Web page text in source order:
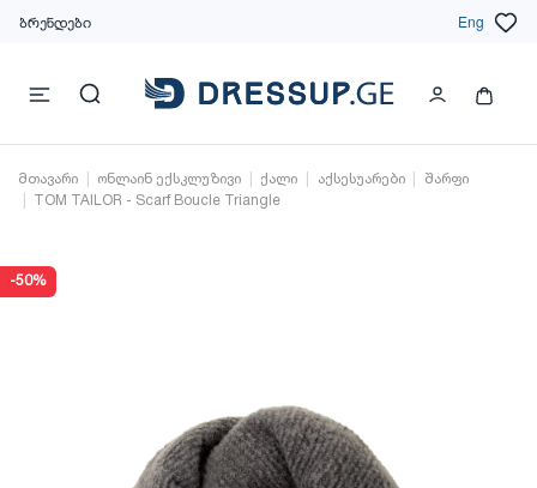
ბრენდები Eng
მთავარი ონლაინ ექსკლუზივი ქალი აქსესუარები
შარფი
TOM TAILOR - Scarf Boucle Triangle
-50%